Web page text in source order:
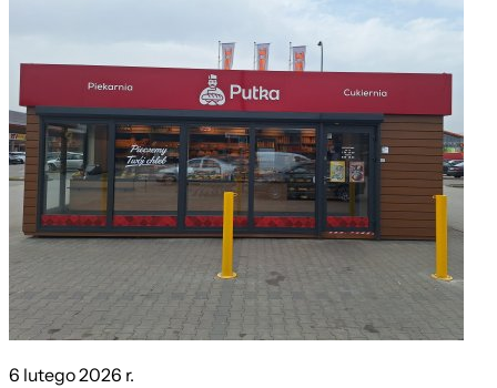
6 lutego 2026 r.